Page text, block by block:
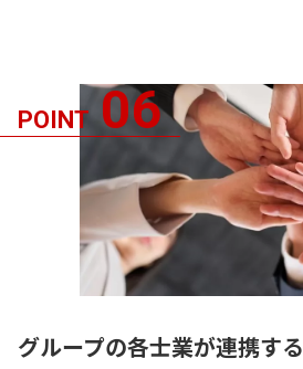
POINT 06
グループの各士業が連携する